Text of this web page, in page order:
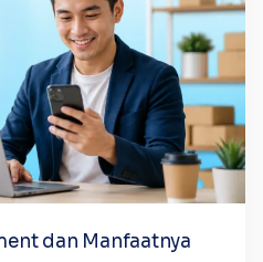
dan Manfaatnya